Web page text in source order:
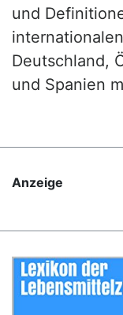
und
Deutschland,
und Spanien
Anzeige